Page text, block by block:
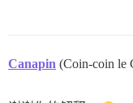
Canapin (Coin-coin le